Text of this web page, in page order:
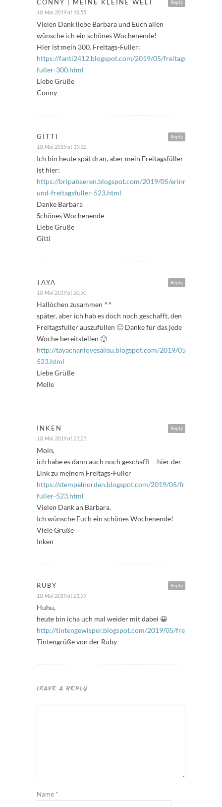
Reply
CONNY | MEINE KLEINE WELT
10. Mai 2019 at 18:55
Vielen Dank liebe Barbara und Euch allen
wünsche ich ein schönes Wochenende!
Hier ist mein 300. Freitags-Füller:
https://fanti2412.blogspot.com/2019/05/freitags-
fuller-300.html
Liebe Grüße
Conny
Reply
GITTI
10. Mai 2019 at 19:32
Ich bin heute spät dran, aber mein Freitagsfüller
ist hier:
https://bripabaeren.blogspot.com/2019/05/erinnerungen-
und-freitagsfuller-523.html
Danke Barbara
Schönes Wochenende
Liebe Grüße
Gitti
Reply
TAYA
10. Mai 2019 at 20:30
Hallöchen zusammen ^^
später, aber ich hab es doch noch geschafft, den
Freitagsfüller auszufüllen 🙂 Danke für das jede
Woche bereitstellen 🙂
http://tayachanlovesalisu.blogspot.com/2019/05/
523.html
Liebe Grüße
Melle
Reply
INKEN
10. Mai 2019 at 21:21
Moin,
ich habe es dann auch noch geschafft – hier der
Link zu meinem Freitags-Füller
https://stempelnorden.blogspot.com/2019/05/freitags-
fuller-523.html
Vielen Dank an Barbara.
Ich wünsche Euch ein schönes Wochenende!
Viele Grüße
Inken
Reply
RUBY
10. Mai 2019 at 21:59
Huhu,
heute bin icha uch mal weider mit dabei 😀
http://tintengewisper.blogspot.com/2019/05/
Tintengrüße von der Ruby
LEAVE A REPLY
Name *